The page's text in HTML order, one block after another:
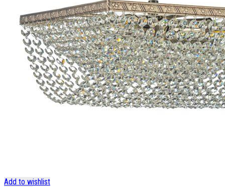
Add to wishlist